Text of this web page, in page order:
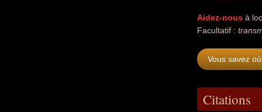
Aidez-nous à
Facultatif :
Vous savez
Citations